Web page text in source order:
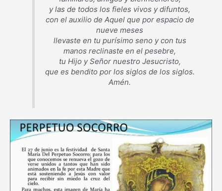
y las de todos los fieles vivos y difuntos,
con el auxilio de Aquel que por espacio de
nueve meses
llevaste en tu purísimo seno y con tus
manos reclinaste en el pesebre,
tu Hijo y Señor nuestro Jesucristo,
que es bendito por los siglos de los siglos.
Amén.